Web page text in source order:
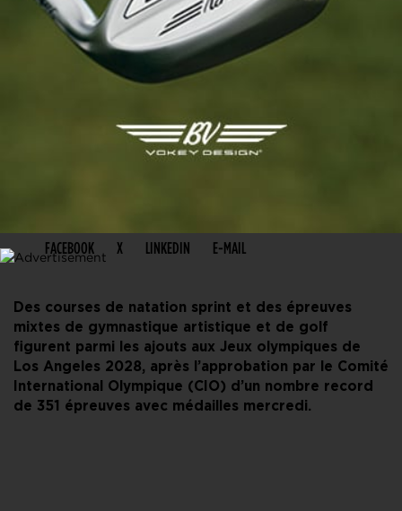
FACEBOOK X LINKEDIN E-MAIL
Des courses de natation sprint et des épreuves
mixtes de gymnastique artistique et de golf
figurent parmi les ajouts aux Jeux olympiques de
Los Angeles 2028, après l’approbation par le Comité
International Olympique (CIO) d’un nombre record
de 351 épreuves avec médailles mercredi.